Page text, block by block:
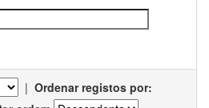
| Ordenar registos por: